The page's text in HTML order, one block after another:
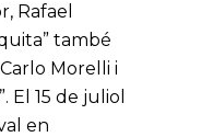
Rafael
també
Morelli i
El 15 de juliol
en